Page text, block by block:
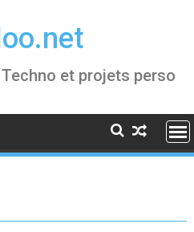
et projets perso